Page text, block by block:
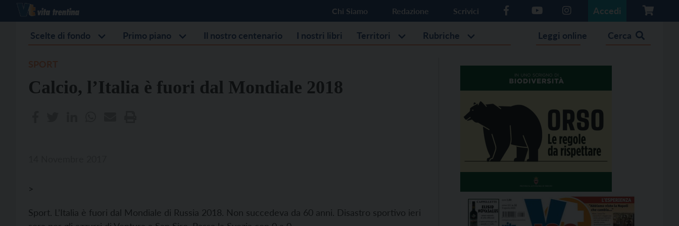
Chi Siamo Redazione Scrivici Accedi
Scelte di fondo Primo piano Il nostro centenario I nostri libri Territori Rubriche Leggi online Cerca
Calcio, l’Italia è fuori dal Mondiale 2018
>
Sport. L’Italia è fuori dal Mondiale di Russia 2018. Non succedeva da 60 anni. Disastro sportivo ieri